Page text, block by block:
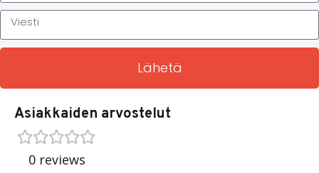
Lähetä
Asiakkaiden arvostelut
0 reviews